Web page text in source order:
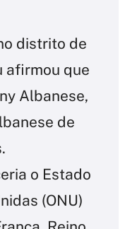
distrito de
afirmou que
Albanese,
de
o Estado
(ONU)